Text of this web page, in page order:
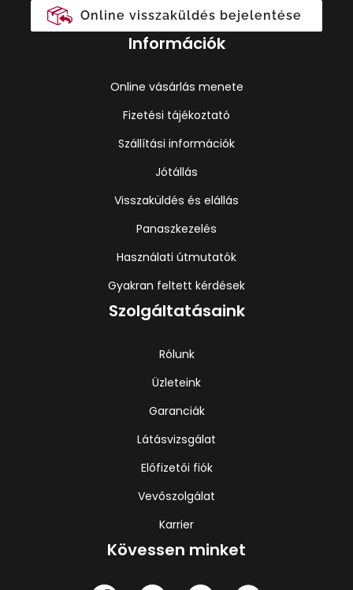
Online visszaküldés bejelentése
Információk
Online vásárlás menete
Fizetési tájékoztató
Szállítási információk
Jótállás
Visszaküldés és elállás
Panaszkezelés
Használati útmutatók
Gyakran feltett kérdések
Szolgáltatásaink
Rólunk
Üzleteink
Garanciák
Látásvizsgálat
Előfizetői fiók
Vevőszolgálat
Karrier
Kövessen minket